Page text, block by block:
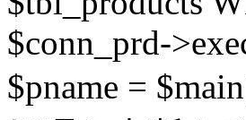
$conn_prd-
$pname =